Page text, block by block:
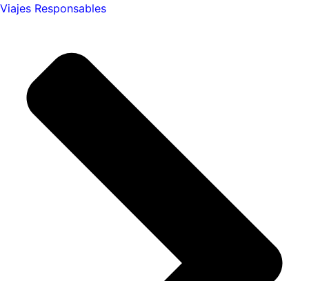
Viajes Responsables